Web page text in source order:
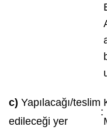
c) Yapılacağı/teslim
edileceği yer
: